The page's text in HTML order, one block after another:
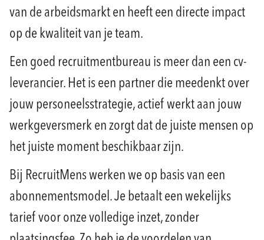
van de arbeidsmarkt en heeft een directe impact
op de kwaliteit van je team.
Een goed recruitmentbureau is meer dan een cv-
leverancier. Het is een partner die meedenkt over
jouw personeelsstrategie, actief werkt aan jouw
werkgeversmerk en zorgt dat de juiste mensen op
het juiste moment beschikbaar zijn.
Bij RecruitMens werken we op basis van een
abonnementsmodel. Je betaalt een wekelijks
tarief voor onze volledige inzet, zonder